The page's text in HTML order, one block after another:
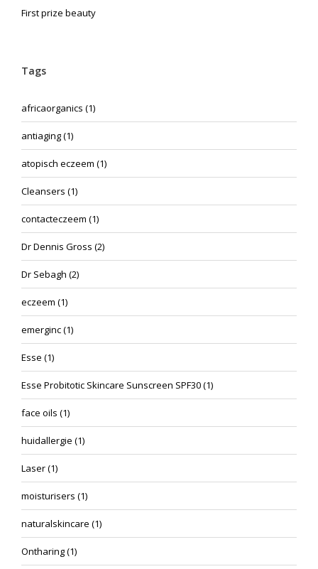
First prize beauty
Tags
africaorganics (1)
antiaging(1)
atopisch eczeem (1)
Cleansers (1)
contacteczeem (1)
Dr Dennis Gross (2)
Dr Sebagh (2)
eczeem (1)
emerginc(1)
Esse (1)
Esse Probitotic Skincare Sunscreen SPF30(1)
face oils (1)
huidallergie (1)
Laser(1)
moisturisers (1)
naturalskincare (1)
Ontharing(1)